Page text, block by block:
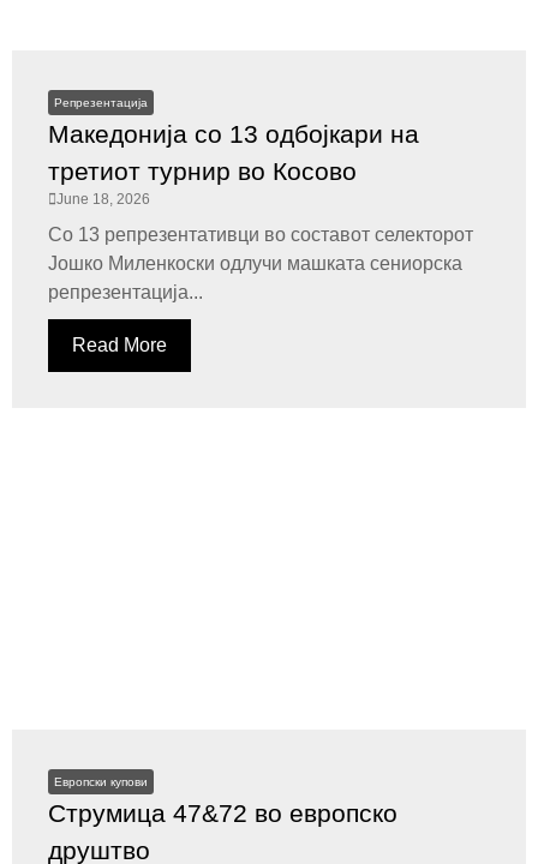
Репрезентација
Македонија со 13 одбојкари на
третиот турнир во Косово
June 18, 2026
Со 13 репрезентативци во составот селекторот
Јошко Миленкоски одлучи машката сениорска
репрезентација...
Read More
Европски купови
Струмица 47&72 во европско
друштво